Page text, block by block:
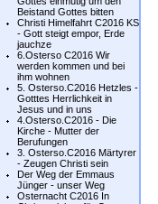
Beistand Gottes bitten
Christi Himelfahrt C2016 KS
- Gott steigt empor, Erde
jauchze
6.Osterso C2016 Wir
werden kommen und bei
ihm wohnen
5. Osterso.C2016 Hetzles -
Gotttes Herrlichkeit in
Jesus und in uns
4.Osterso.C2016 - Die
Kirche - Mutter der
Berufungen
3. Osterso.C2016 Märtyrer
- Zeugen Christi sein
Der Weg der Emmaus
Jünger - unser Weg
Osternacht C2016 In